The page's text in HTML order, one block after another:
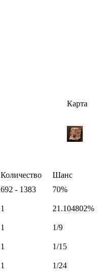
Карта
Количество
Шанс
692 - 1383
70%
1
21.104802%
1
1/9
1
1/15
1
1/24